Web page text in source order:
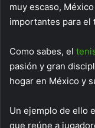
muy escaso,
importantes para el
Como sabes, el
pasión y gran
hogar en México y
Un ejemplo de ello
que reúne a